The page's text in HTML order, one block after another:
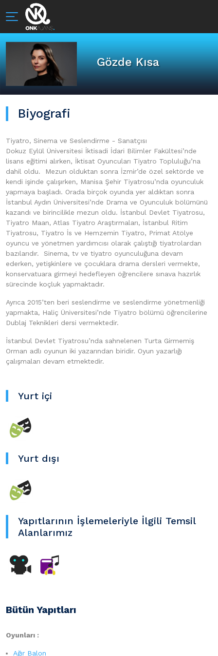
Gözde Kısa
Biyografi
Tiyatro, Sinema ve Seslendirme - Sanatçısı
Dokuz Eylül Üniversitesi İktisadi İdari Bilimler Fakültesi’nde
lisans eğitimi alırken, İktisat Oyuncuları Tiyatro Topluluğu’na
dahil oldu. Mezun olduktan sonra İzmir’de özel sektörde ve
kendi işinde çalışırken, Manisa Şehir Tiyatrosu’nda oyunculuk
yapmaya başladı. Orada birçok oyunda yer aldıktan sonra
İstanbul Aydın Üniversitesi’nde Drama ve Oyunculuk bölümünü
kazandı ve birincilikle mezun oldu. İstanbul Devlet Tiyatrosu,
Tiyatro Maan, Atlas Tiyatro Araştırmaları, İstanbul Ritim
Tiyatrosu, Tiyatro İs ve Hemzemin Tiyatro, Primat Atölye
oyuncu ve yönetmen yardımcısı olarak çalıştığı tiyatrolardan
bazılarıdır. Sinema, tv ve tiyatro oyunculuğuna devam
ederken, yetişkinlere ve çocuklara drama dersleri vermekte,
konservatuara girmeyi hedefleyen öğrencilere sınava hazırlık
sürecinde koçluk yapmaktadır.
Ayrıca 2015’ten beri seslendirme ve seslendirme yönetmenliği
yapmakta, Haliç Üniversitesi’nde Tiyatro bölümü öğrencilerine
Dublaj Teknikleri dersi vermektedir.
İstanbul Devlet Tiyatrosu’nda sahnelenen Turta Girmemiş
Orman adlı oyunun iki yazarından biridir. Oyun yazarlığı
çalışmaları devam etmektedir.
Yurt içi
Yurt dışı
Yapıtlarının İşlemeleriyle İlgili Temsil
Alanlarımız
Bütün Yapıtları
Oyunları :
Ağır Balon